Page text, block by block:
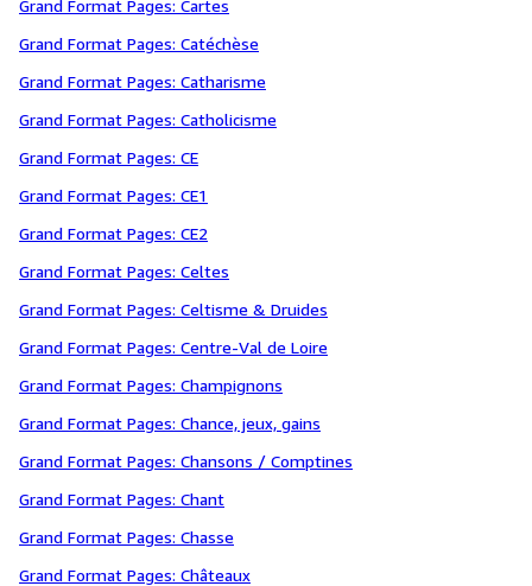
Grand Format Pages: Cartes
Grand Format Pages: Catéchèse
Grand Format Pages: Catharisme
Grand Format Pages: Catholicisme
Grand Format Pages: CE
Grand Format Pages: CE1
Grand Format Pages: CE2
Grand Format Pages: Celtes
Grand Format Pages: Celtisme & Druides
Grand Format Pages: Centre-Val de Loire
Grand Format Pages: Champignons
Grand Format Pages: Chance, jeux, gains
Grand Format Pages: Chansons / Comptines
Grand Format Pages: Chant
Grand Format Pages: Chasse
Grand Format Pages: Châteaux